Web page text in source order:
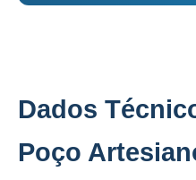
Dados
Poço